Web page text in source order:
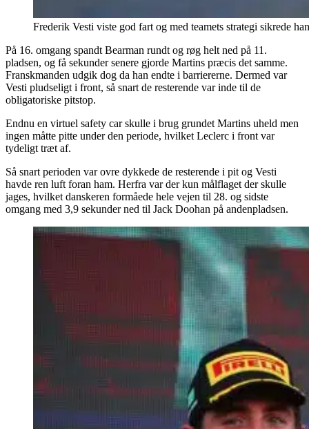
Frederik Vesti viste god fart og med teamets strategi sikrede
På 16. omgang spandt Bearman rundt og røg helt ned på 11.
pladsen, og få sekunder senere gjorde Martins præcis det samme.
Franskmanden udgik dog da han endte i barriererne. Dermed var
Vesti pludseligt i front, så snart de resterende var inde til de
obligatoriske pitstop.
Endnu en virtuel safety car skulle i brug grundet Martins uheld men
ingen måtte pitte under den periode, hvilket Leclerc i front var
tydeligt træt af.
Så snart perioden var ovre dykkede de resterende i pit og Vesti
havde ren luft foran ham. Herfra var der kun målflaget der skulle
jages, hvilket danskeren formåede hele vejen til 28. og sidste
omgang med 3,9 sekunder ned til Jack Doohan på andenpladsen.